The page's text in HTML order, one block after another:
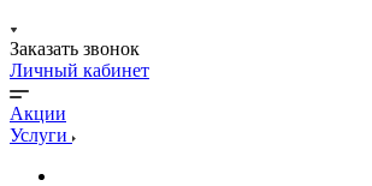
Заказать звонок
Личный кабинет
Акции
Услуги